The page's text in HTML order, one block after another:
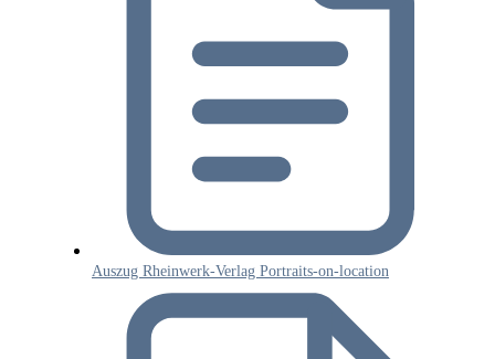
Auszug Rheinwerk-Verlag Portraits-on-location